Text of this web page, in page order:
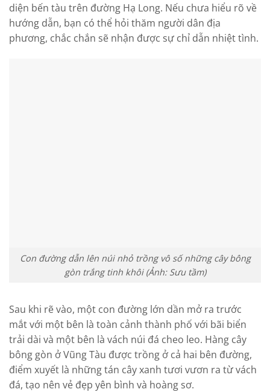
diện bến tàu trên đường Hạ Long. Nếu chưa hiểu rõ về
hướng dẫn, bạn có thể hỏi thăm người dân địa
phương, chắc chắn sẽ nhận được sự chỉ dẫn nhiệt tình.
Con đường dẫn lên núi nhỏ trồng vô số những cây bông
gòn trắng tinh khôi (Ảnh: Sưu tầm)
Sau khi rẽ vào, một con đường lớn dần mở ra trước
mắt với một bên là toàn cảnh thành phố với bãi biển
trải dài và một bên là vách núi đá cheo leo. Hàng cây
bông gòn ở Vũng Tàu được trồng ở cả hai bên đường,
điểm xuyết là những tán cây xanh tươi vươn ra từ vách
đá, tạo nên vẻ đẹp yên bình và hoàng sơ.